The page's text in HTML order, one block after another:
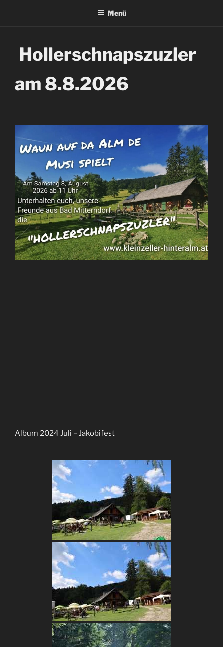
Menü
Hollerschnapszuzler
am 8.8.2026
Album 2024 Juli – Jakobifest